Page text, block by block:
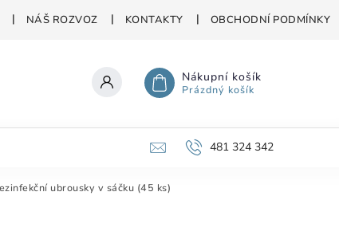
NÁŠ ROZVOZ KONTAKTY OBCHODNÍ PODMÍNKY
Nákupní košík
Prázdný košík
481 324 342
ubrousky v sáčku (45 ks)